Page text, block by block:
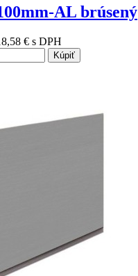
AL brúsený
€ s DPH
Kúpiť